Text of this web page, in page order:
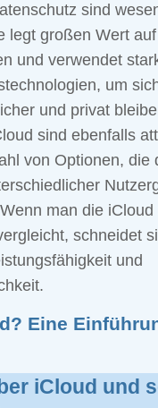
sind
legt großen Wert
und verwendet
um
und privat
sind ebenfalls
von Optionen, die
man die iCloud
schneidet
und
Eine
iCloud und